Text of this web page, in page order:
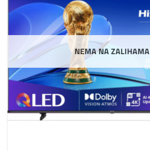
NEMA NA ZALIHAMA